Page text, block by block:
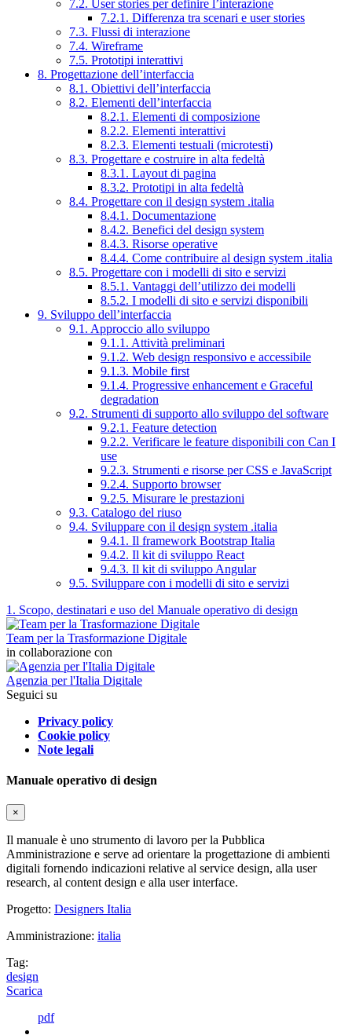
7.2. User stories per definire l’interazione
7.2.1. Differenza tra scenari e user stories
7.3. Flussi di interazione
7.4. Wireframe
7.5. Prototipi interattivi
8. Progettazione dell’interfaccia
8.1. Obiettivi dell’interfaccia
8.2. Elementi dell’interfaccia
8.2.1. Elementi di composizione
8.2.2. Elementi interattivi
8.2.3. Elementi testuali (microtesti)
8.3. Progettare e costruire in alta fedeltà
8.3.1. Layout di pagina
8.3.2. Prototipi in alta fedeltà
8.4. Progettare con il design system .italia
8.4.1. Documentazione
8.4.2. Benefici del design system
8.4.3. Risorse operative
8.4.4. Come contribuire al design system .italia
8.5. Progettare con i modelli di sito e servizi
8.5.1. Vantaggi dell’utilizzo dei modelli
8.5.2. I modelli di sito e servizi disponibili
9. Sviluppo dell’interfaccia
9.1. Approccio allo sviluppo
9.1.1. Attività preliminari
9.1.2. Web design responsivo e accessibile
9.1.3. Mobile first
9.1.4. Progressive enhancement e Graceful
degradation
9.2. Strumenti di supporto allo sviluppo del software
9.2.1. Feature detection
9.2.2. Verificare le feature disponibili con Can I
use
9.2.3. Strumenti e risorse per CSS e JavaScript
9.2.4. Supporto browser
9.2.5. Misurare le prestazioni
9.3. Catalogo del riuso
9.4. Sviluppare con il design system .italia
9.4.1. Il framework Bootstrap Italia
9.4.2. Il kit di sviluppo React
9.4.3. Il kit di sviluppo Angular
9.5. Sviluppare con i modelli di sito e servizi
1. Scopo, destinatari e uso del Manuale operativo di design
Team per la Trasformazione Digitale
in collaborazione con
Agenzia per l'Italia Digitale
Seguici su
Privacy policy
Cookie policy
Note legali
Manuale operativo di design
×
Il manuale è uno strumento di lavoro per la Pubblica
Amministrazione e serve ad orientare la progettazione di ambienti
digitali fornendo indicazioni relative al service design, alla user
research, al content design e alla user interface.
Progetto: Designers Italia
Amministrazione: italia
Tag:
design
Scarica
pdf